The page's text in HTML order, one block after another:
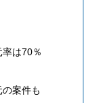
は70％
案件も